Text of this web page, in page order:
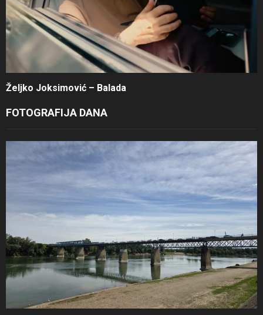
Željko Joksimović – Balada
FOTOGRAFIJA DANA